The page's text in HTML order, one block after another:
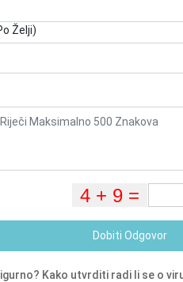
Želji)
Dobiti Odgovor
Kako utvrditi radi li se o